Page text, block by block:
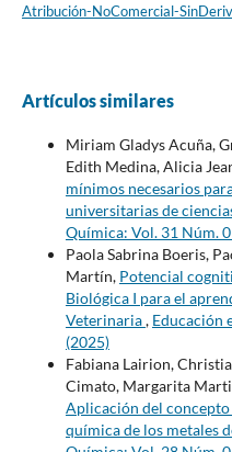
Atribución-NoComercial-
Artículos similares
Miriam Gladys Acuña,
Edith Medina, Alicia
mínimos necesarios
universitarias de
Química: Vol. 31 Núm.
Paola Sabrina Boeris,
Martín, Potencial
Biológica I para el
Veterinaria, Educación
(2025)
Fabiana Lairion,
Cimato, Margarita
Aplicación del concepto
química de los metales